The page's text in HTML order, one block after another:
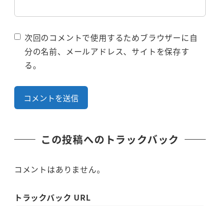
次回のコメントで使用するためブラウザーに自
分の名前、メールアドレス、サイトを保存す
る。
この投稿へのトラックバック
コメントはありません。
トラックバック URL